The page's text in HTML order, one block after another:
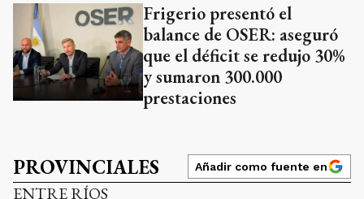
Frigerio presentó el
balance de OSER: aseguró
que el déficit se redujo 30%
y sumaron 300.000
prestaciones
PROVINCIALES Añadir como fuente en
ENTRE RÍOS